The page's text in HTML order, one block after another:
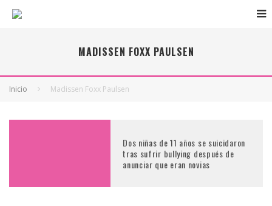
MADISSEN FOXX PAULSEN
Inicio Madissen Foxx Paulsen
Dos niñas de 11 años se suicidaron
tras sufrir bullying después de
anunciar que eran novias